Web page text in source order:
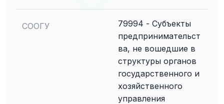
СООГУ
79994 - Субъекты
предпринимательст
ва, не вошедшие в
структуры органов
государственного и
хозяйственного
управления